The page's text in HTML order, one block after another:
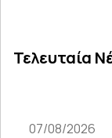
Τελευταία
07/08/2026